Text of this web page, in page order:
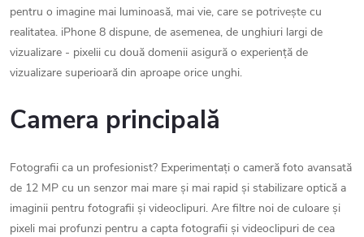
pentru o imagine mai luminoasă, mai vie, care se potrivește cu
realitatea. iPhone 8 dispune, de asemenea, de unghiuri largi de
vizualizare - pixelii cu două domenii asigură o experiență de
vizualizare superioară din aproape orice unghi.
Camera principală
Fotografii ca un profesionist? Experimentați o cameră foto avansată
de 12 MP cu un senzor mai mare și mai rapid și stabilizare optică a
imaginii pentru fotografii și videoclipuri. Are filtre noi de culoare și
pixeli mai profunzi pentru a capta fotografii și videoclipuri de cea